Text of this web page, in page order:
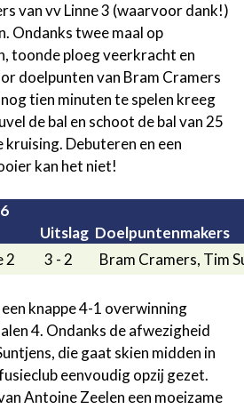
van vv Linne 3 (waarvoor dank!)
Ondanks twee maal op
toonde ploeg veerkracht en
doelpunten van Bram Cramers
tien minuten te spelen kreeg
de bal en schoot de bal van 25
Debuteren en een
kan het niet!
Uitslag Doelpuntenmakers
2
3 - 2 Bram Cramers, Tim
knappe 4-1 overwinning
4. Ondanks de afwezigheid
die gaat skien midden in
eenvoudig opzij gezet.
Antoine Zeelen een moeizame